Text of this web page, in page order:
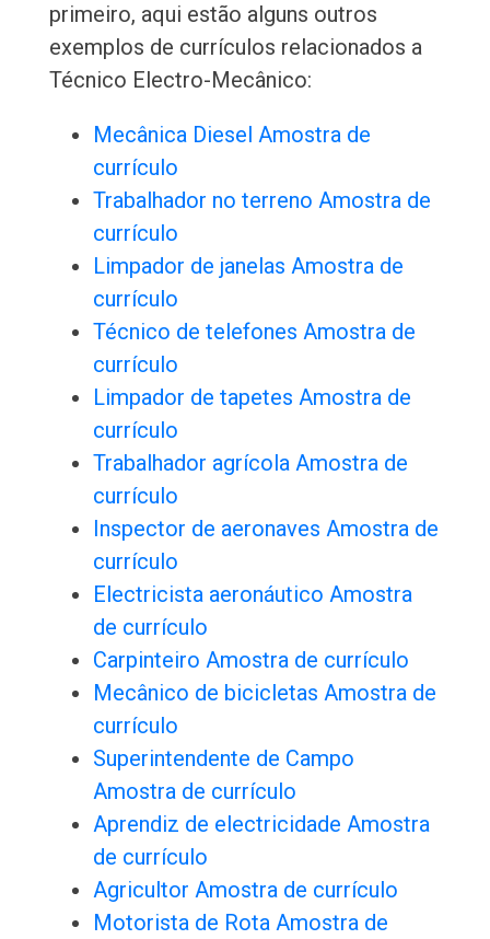
primeiro, aqui estão alguns outros
exemplos de currículos relacionados a
Técnico Electro-Mecânico:
Mecânica Diesel Amostra de
currículo
Trabalhador no terreno Amostra de
currículo
Limpador de janelas Amostra de
currículo
Técnico de telefones Amostra de
currículo
Limpador de tapetes Amostra de
currículo
Trabalhador agrícola Amostra de
currículo
Inspector de aeronaves Amostra de
currículo
Electricista aeronáutico Amostra
de currículo
Carpinteiro Amostra de currículo
Mecânico de bicicletas Amostra de
currículo
Superintendente de Campo
Amostra de currículo
Aprendiz de electricidade Amostra
de currículo
Agricultor Amostra de currículo
Motorista de Rota Amostra de